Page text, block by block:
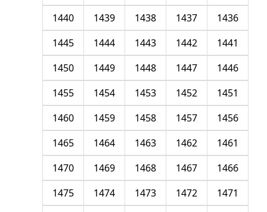
1436
1437
1438
1439
1440
1441
1442
1443
1444
1445
1446
1447
1448
1449
1450
1451
1452
1453
1454
1455
1456
1457
1458
1459
1460
1461
1462
1463
1464
1465
1466
1467
1468
1469
1470
1471
1472
1473
1474
1475